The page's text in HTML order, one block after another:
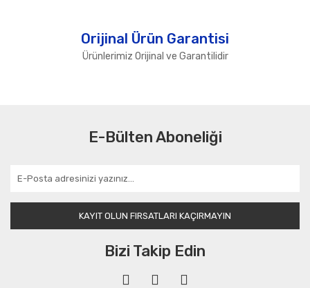
Orijinal Ürün Garantisi
Ürünlerimiz Orijinal ve Garantilidir
E-Bülten Aboneliği
KAYIT OLUN FIRSATLARI KAÇIRMAYIN
Bizi Takip Edin